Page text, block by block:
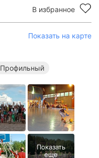
В избранное
Показать на карте
Профильный